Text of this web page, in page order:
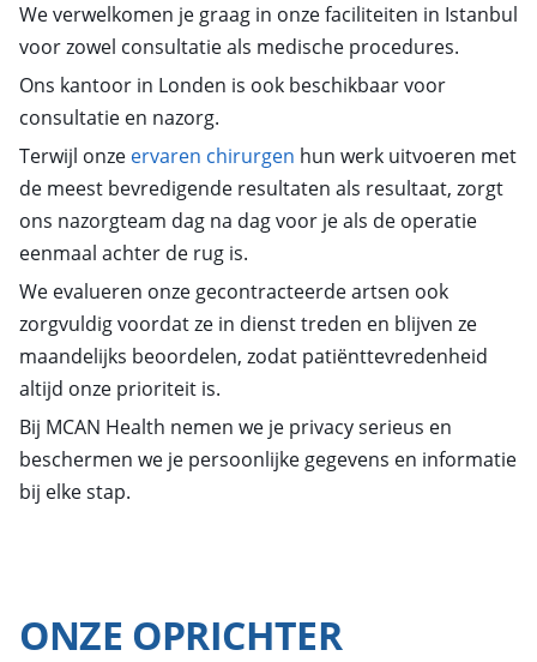
We verwelkomen je graag in onze faciliteiten in Istanbul
voor zowel consultatie als medische procedures.
Ons kantoor in Londen is ook beschikbaar voor
consultatie en nazorg.
Terwijl onze ervaren chirurgen hun werk uitvoeren met
de meest bevredigende resultaten als resultaat, zorgt
ons nazorgteam dag na dag voor je als de operatie
eenmaal achter de rug is.
We evalueren onze gecontracteerde artsen ook
zorgvuldig voordat ze in dienst treden en blijven ze
maandelijks beoordelen, zodat patiënttevredenheid
altijd onze prioriteit is.
Bij MCAN Health nemen we je privacy serieus en
beschermen we je persoonlijke gegevens en informatie
bij elke stap.
ONZE OPRICHTER